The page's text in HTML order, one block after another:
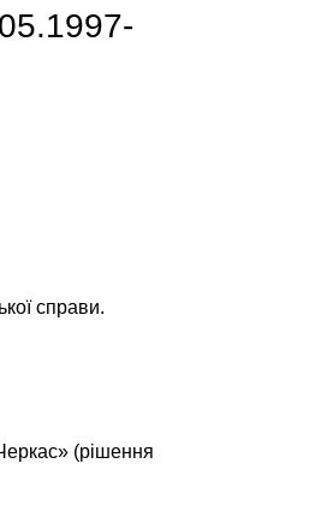
справи.
(рішення